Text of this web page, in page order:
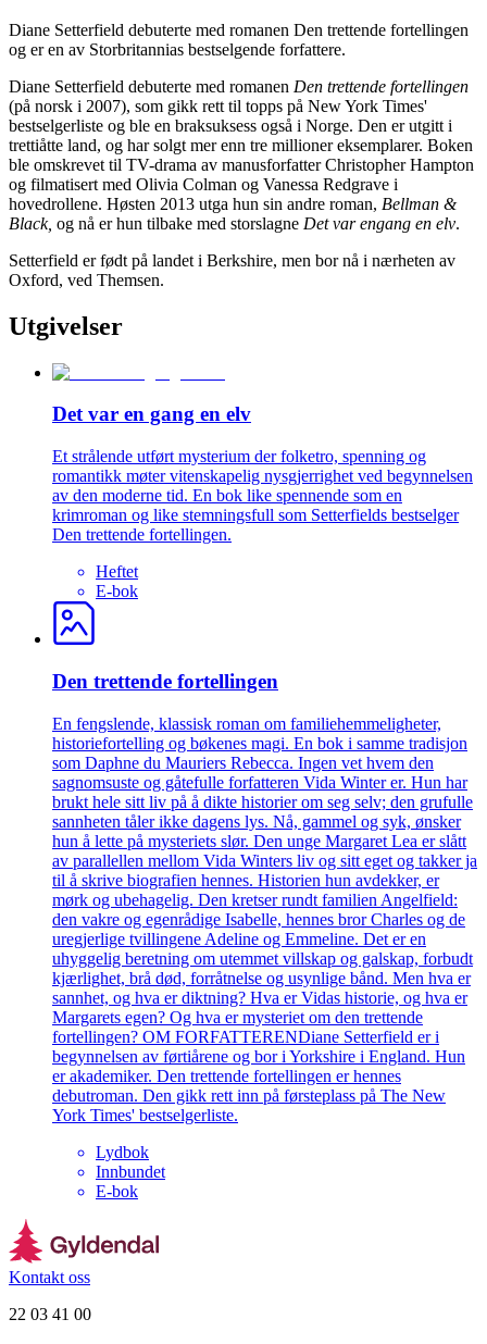
Diane Setterfield debuterte med romanen Den trettende fortellingen
og er en av Storbritannias bestselgende forfattere.
Diane Setterfield debuterte med romanen Den trettende fortellingen
(på norsk i 2007), som gikk rett til topps på New York Times'
bestselgerliste og ble en braksuksess også i Norge. Den er utgitt i
trettiåtte land, og har solgt mer enn tre millioner eksemplarer. Boken
ble omskrevet til TV-drama av manusforfatter Christopher Hampton
og filmatisert med Olivia Colman og Vanessa Redgrave i
hovedrollene. Høsten 2013 utga hun sin andre roman, Bellman &
Black, og nå er hun tilbake med storslagne Det var engang en elv.
Setterfield er født på landet i Berkshire, men bor nå i nærheten av
Oxford, ved Themsen.
Utgivelser
Det var en gang en elv
Et strålende utført mysterium der folketro, spenning og
romantikk møter vitenskapelig nysgjerrighet ved begynnelsen
av den moderne tid. En bok like spennende som en
krimroman og like stemningsfull som Setterfields bestselger
Den trettende fortellingen.
Heftet
E-bok
Den trettende fortellingen
En fengslende, klassisk roman om familiehemmeligheter,
historiefortelling og bøkenes magi. En bok i samme tradisjon
som Daphne du Mauriers Rebecca. Ingen vet hvem den
sagnomsuste og gåtefulle forfatteren Vida Winter er. Hun har
brukt hele sitt liv på å dikte historier om seg selv; den grufulle
sannheten tåler ikke dagens lys. Nå, gammel og syk, ønsker
hun å lette på mysteriets slør. Den unge Margaret Lea er slått
av parallellen mellom Vida Winters liv og sitt eget og takker ja
til å skrive biografien hennes. Historien hun avdekker, er
mørk og ubehagelig. Den kretser rundt familien Angelfield:
den vakre og egenrådige Isabelle, hennes bror Charles og de
uregjerlige tvillingene Adeline og Emmeline. Det er en
uhyggelig beretning om utemmet villskap og galskap, forbudt
kjærlighet, brå død, forråtnelse og usynlige bånd. Men hva er
sannhet, og hva er diktning? Hva er Vidas historie, og hva er
Margarets egen? Og hva er mysteriet om den trettende
fortellingen? OM FORFATTERENDiane Setterfield er i
begynnelsen av førtiårene og bor i Yorkshire i England. Hun
er akademiker. Den trettende fortellingen er hennes
debutroman. Den gikk rett inn på førsteplass på The New
York Times' bestselgerliste.
Lydbok
Innbundet
E-bok
Kontakt oss
22 03 41 00